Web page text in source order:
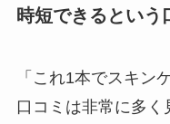
時短できるという
「これ1本でスキン
口コミは非常に多